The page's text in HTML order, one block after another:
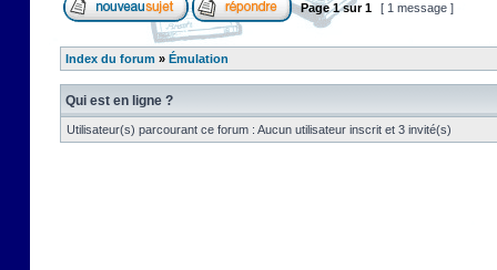
Page1sur1 [ 1 message ]
Index du forum » Émulation
Qui est en ligne ?
Utilisateur(s) parcourant ce forum : Aucun utilisateur inscrit et 3 invité(s)